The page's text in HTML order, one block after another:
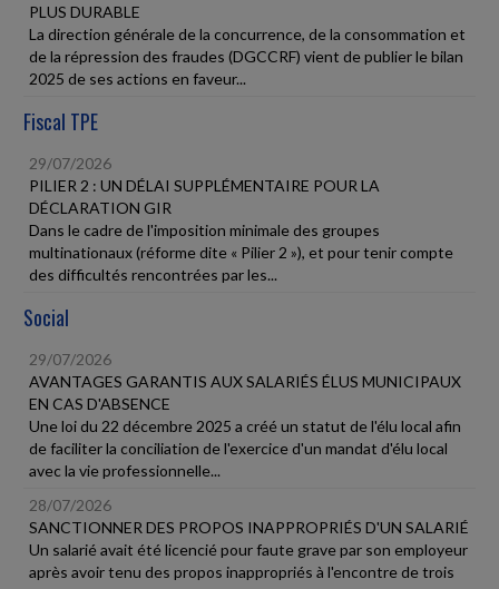
PLUS DURABLE
La direction générale de la concurrence, de la consommation et
de la répression des fraudes (DGCCRF) vient de publier le bilan
2025 de ses actions en faveur...
Fiscal TPE
29/07/2026
PILIER 2 : UN DÉLAI SUPPLÉMENTAIRE POUR LA
DÉCLARATION GIR
Dans le cadre de l'imposition minimale des groupes
multinationaux (réforme dite « Pilier 2 »), et pour tenir compte
des difficultés rencontrées par les...
Social
29/07/2026
AVANTAGES GARANTIS AUX SALARIÉS ÉLUS MUNICIPAUX
EN CAS D'ABSENCE
Une loi du 22 décembre 2025 a créé un statut de l'élu local afin
de faciliter la conciliation de l'exercice d'un mandat d'élu local
avec la vie professionnelle...
28/07/2026
SANCTIONNER DES PROPOS INAPPROPRIÉS D'UN SALARIÉ
Un salarié avait été licencié pour faute grave par son employeur
après avoir tenu des propos inappropriés à l'encontre de trois